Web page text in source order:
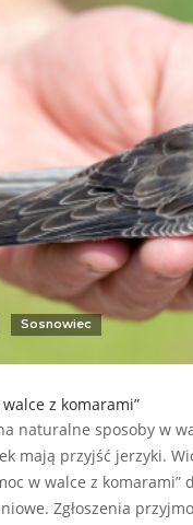
Sosnowiec
z komarami”
naturalne sposoby w
mają przyjść jerzyki.
w walce z
Zgłoszenia